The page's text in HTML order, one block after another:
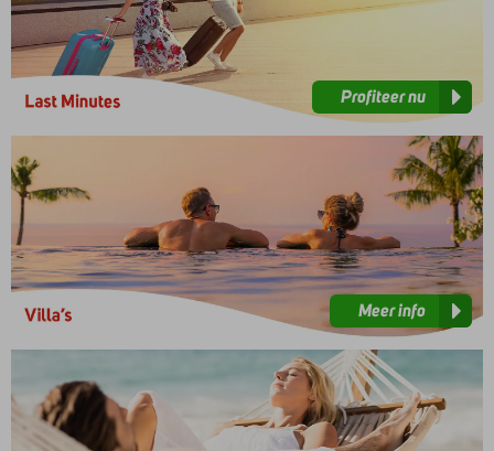
Profiteer nu
Meer info
info